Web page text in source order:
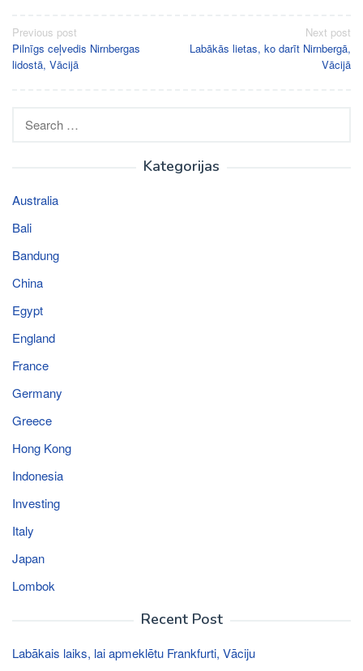
Post
navigation
Previous post
Pilnīgs ceļvedis Nirnbergas
lidostā, Vācijā
Next post
Labākās lietas, ko darīt Nirnbergā,
Vācijā
Kategorijas
Australia
Bali
Bandung
China
Egypt
England
France
Germany
Greece
Hong Kong
Indonesia
Investing
Italy
Japan
Lombok
Recent Post
Labākais laiks, lai apmeklētu Frankfurti, Vāciju